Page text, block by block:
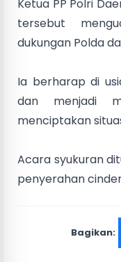
Ketua PP Polri
tersebut
dukungan Polda
Ia berharap di
dan menjadi
menciptakan
Acara syukuran
penyerahan
Bagikan: